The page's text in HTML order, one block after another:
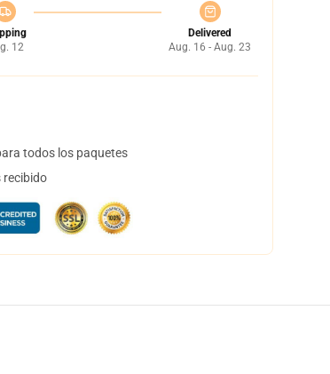
12
Delivered
Aug. 16 - Aug. 23
todos los paquetes
recibido